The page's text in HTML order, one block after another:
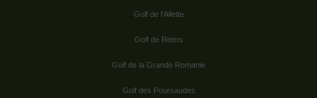
Golf de l’Ailette
Golf de Reims
Golf de la Grande Romanie
Golf des Poursaudes